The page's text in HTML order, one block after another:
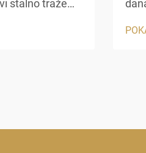
stalno traže